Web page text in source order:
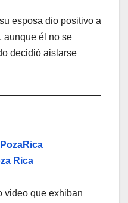
esposa dio positivo a
aunque él no se
decidió aislarse
Rica
video que exhiban